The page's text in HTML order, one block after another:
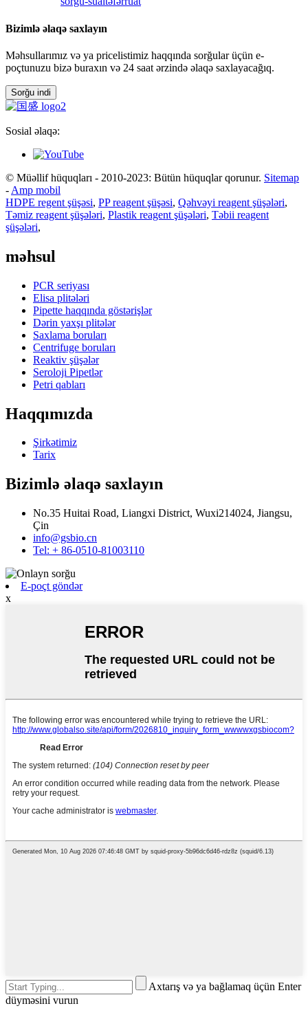
Bizimlə əlaqə saxlayın
Məhsullarımız və ya pricelistimiz haqqında sorğular üçün e-
poçtunuzu bizə buraxın və 24 saat ərzində əlaqə saxlayacağıq.
Sorğu indi
Sosial əlaqə:
© Müəllif hüquqları - 2010-2023: Bütün hüquqlar qorunur. Sitemap
- Amp mobil
HDPE regent şüşəsi, PP reagent şüşəsi, Qəhvəyi reagent şüşələri,
Təmiz reagent şüşələri, Plastik reagent şüşələri, Təbii reagent
şüşələri,
məhsul
PCR seriyası
Elisa plitələri
Pipette haqqında göstərişlər
Dərin yaxşı plitələr
Saxlama boruları
Centrifuge boruları
Reaktiv şüşələr
Seroloji Pipetlər
Petri qabları
Haqqımızda
Şirkətimiz
Tarix
Bizimlə əlaqə saxlayın
No.35 Huitai Road, Liangxi District, Wuxi214024, Jiangsu,
Çin
info@gsbio.cn
Tel: + 86-0510-81003110
E-poçt göndər
x
Axtarış və ya bağlamaq üçün Enter
düyməsini vurun